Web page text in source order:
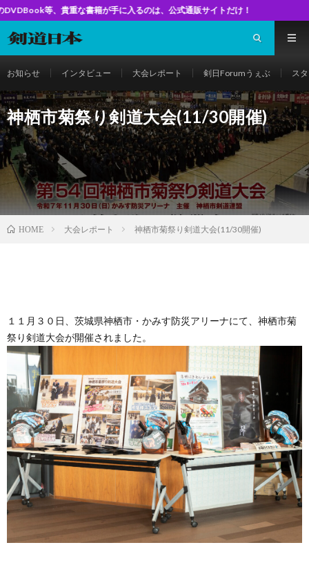
籍が手に入るのは、公式通販サイトだけ！
お知らせ インタビュー 大会レポート 剣日Forumうぇぶ ス
神栖市菊祭り剣道大会(11/30開催)
HOME 大会レポート 神栖市菊祭り剣道大会(11/30開催)
１１月３０日、茨城県神栖市・かみす防災アリーナにて、神栖市菊
祭り剣道大会が開催されました。